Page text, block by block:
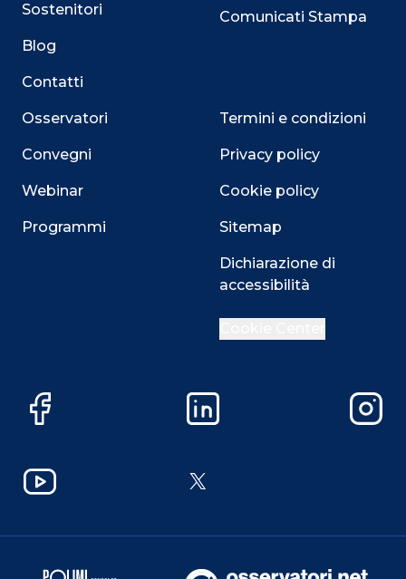
Sostenitori
Blog
Contatti
Osservatori
Convegni
Webinar
Programmi
Comunicati Stampa
Termini e condizioni
Privacy policy
Cookie policy
Sitemap
Dichiarazione di
accessibilità
Facebook LinkedIn
YouTube X